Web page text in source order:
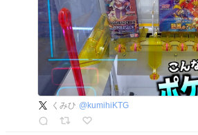
くみひ @ kumihiKTG